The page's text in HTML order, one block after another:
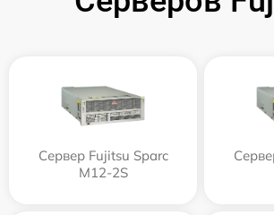
Сервер Fujitsu Sparc
M12-2S